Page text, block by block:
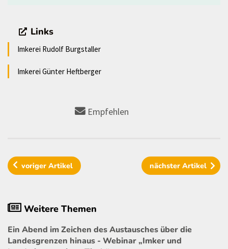
Links
Imkerei Rudolf Burgstaller
Imkerei Günter Heftberger
Empfehlen
vorigerArtikel nächster Artikel
Weitere Themen
Ein Abend im Zeichen des Austausches über die
Landesgrenzen hinaus - Webinar „Imker und